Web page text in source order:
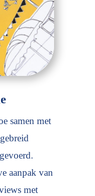
samen met
aanpak van
met